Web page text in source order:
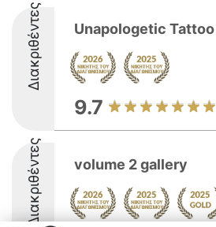
Διακριθέντες Unapologetic
9.7
Διακριθέντες volume 2 gallery